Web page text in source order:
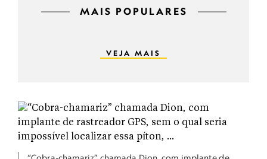
MAIS POPULARES
VEJA MAIS